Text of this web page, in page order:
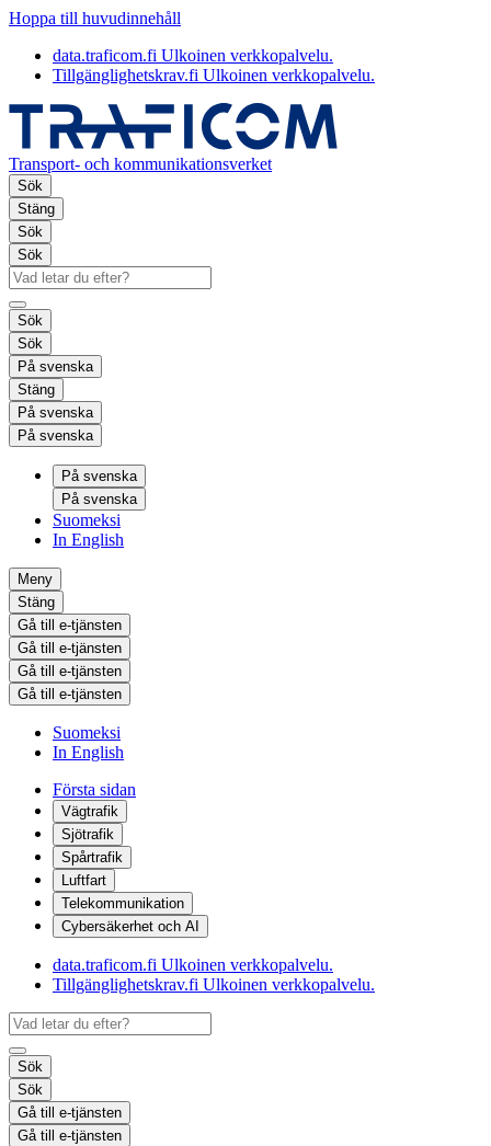
Hoppa till huvudinnehåll
data.traficom.fi Ulkoinen verkkopalvelu.
Tillgänglighetskrav.fi Ulkoinen verkkopalvelu.
Transport- och kommunikationsverket
Sök
Stäng
Sök
Sök
Sök
Sök
På svenska
Stäng
På svenska
På svenska
På svenska
På svenska
Suomeksi
In English
Meny
Stäng
Gå till e-tjänsten
Gå till e-tjänsten
Gå till e-tjänsten
Gå till e-tjänsten
Suomeksi
In English
Första sidan
Vägtrafik
Sjötrafik
Spårtrafik
Luftfart
Telekommunikation
Cybersäkerhet och AI
data.traficom.fi Ulkoinen verkkopalvelu.
Tillgänglighetskrav.fi Ulkoinen verkkopalvelu.
Sök
Sök
Gå till e-tjänsten
Gå till e-tjänsten